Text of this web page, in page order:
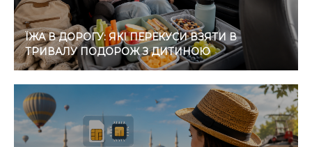
ЇЖА В ДОРОГУ: ЯКІ ПЕРЕКУСИ ВЗЯТИ В
ТРИВАЛУ ПОДОРОЖ З ДИТИНОЮ